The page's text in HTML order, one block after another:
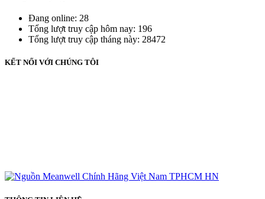
Đang online: 28
Tổng lượt truy cập hôm nay: 196
Tổng lượt truy cập tháng này: 28472
KẾT NỐI VỚI CHÚNG TÔI